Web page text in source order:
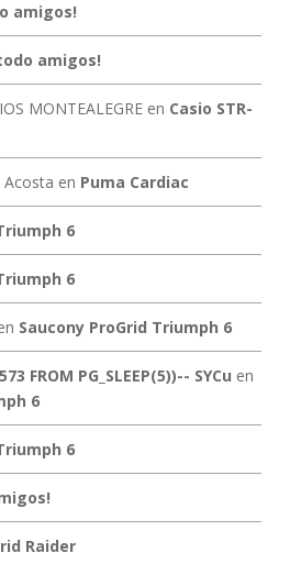
amigos!
amigos!
MONTEALEGREen Casio STR-
en Puma Cardiac
6
6
Saucony ProGrid Triumph 6
FROM PG_SLEEP(5))-- SYCu en
6
6
Raider